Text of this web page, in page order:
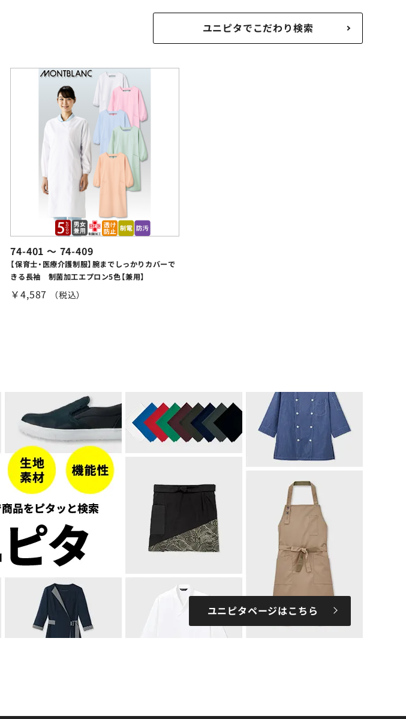
ユニピタでこだわり検索
74-401 ～ 74-409
【保育士・医療介護制服】腕までしっかりカバーで
きる長袖 制菌加工エプロン5色【兼用】
￥4,587 （税込）
ユニピタページはこちら